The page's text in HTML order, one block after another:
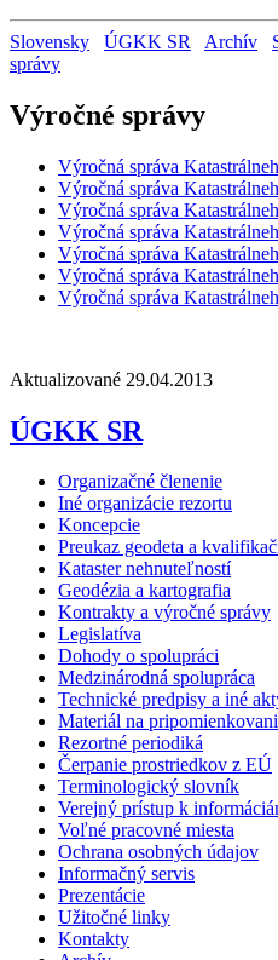
Slovensky ÚGKK SR Archív
správy
Výročné správy
Výročná správa
Výročná správa
Výročná správa
Výročná správa
Výročná správa
Výročná správa
Výročná správa
Aktualizované 29.04.2013
ÚGKK SR
Organizačné členenie
Iné organizácie rezortu
Koncepcie
Preukaz geodeta a
Kataster nehnuteľností
Geodézia a kartografia
Kontrakty a výročné správy
Legislatíva
Dohody o spolupráci
Medzinárodná spolupráca
Technické predpisy a iné
Materiál na
Rezortné periodiká
Čerpanie prostriedkov z EÚ
Terminologický slovník
Verejný prístup k
Voľné pracovné miesta
Ochrana osobných údajov
Informačný servis
Prezentácie
Užitočné linky
Kontakty